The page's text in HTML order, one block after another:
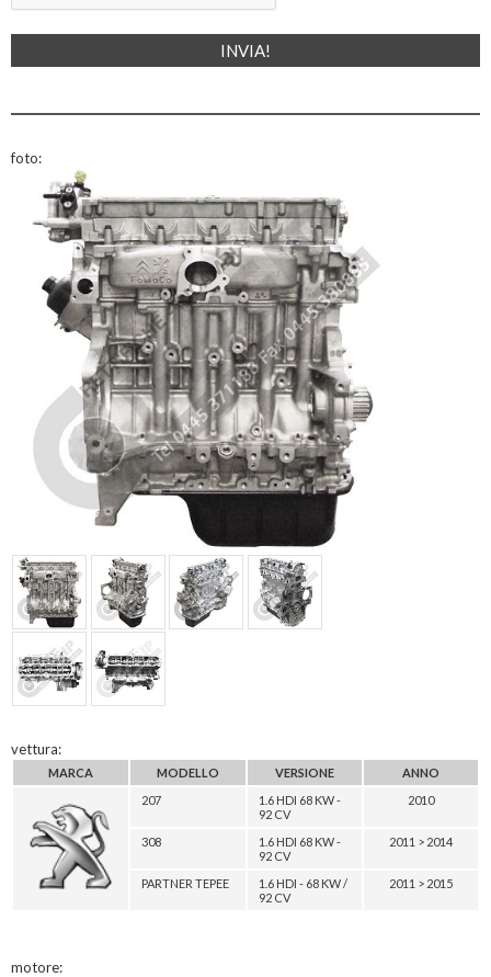
foto:
vettura:
MARCA MODELLO VERSIONE
ANNO
207
1.6 HDI 68 KW -
92 CV
2010
308
1.6 HDI 68 KW -
92 CV
2011 > 2014
PARTNER TEPEE
1.6 HDI - 68 KW /
92 CV
2011 > 2015
motore: